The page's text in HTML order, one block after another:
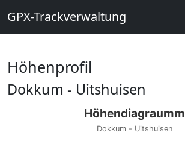
GPX-Trackverwaltung
Höhenprofil
Dokkum - Uitshuisen
Höhendiagraumm
Dokkum - Uitshuisen